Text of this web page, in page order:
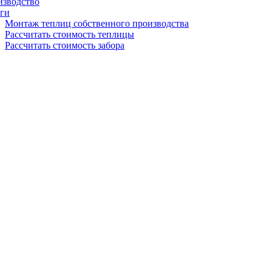
Монтаж теплиц собственного производства
Рассчитать стоимость теплицы
Рассчитать стоимость забора